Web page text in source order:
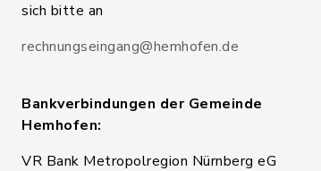
sich bitte an
rechnungseingang@hemhofen.de
Bankverbindungen der Gemeinde
Hemhofen:
VR Bank Metropolregion Nürnberg eG